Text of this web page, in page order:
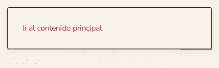
Ir al contenido principal